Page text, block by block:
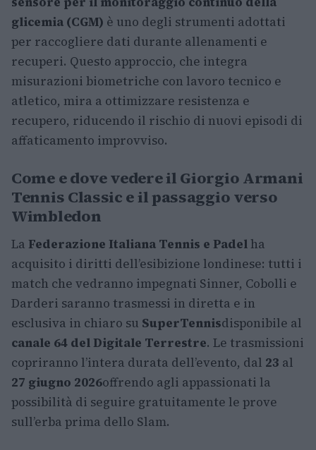
glicemia (CGM) è uno degli strumenti adottati
per raccogliere dati durante allenamenti e
recuperi. Questo approccio, che integra
misurazioni biometriche con lavoro tecnico e
atletico, mira a ottimizzare resistenza e
recupero, riducendo il rischio di nuovi episodi di
affaticamento improvviso.
Come e dove vedere il Giorgio Armani
Tennis Classic e il passaggio verso
Wimbledon
La Federazione Italiana Tennis e Padel ha
acquisito i diritti dell’esibizione londinese: tutti i
match che vedranno impegnati Sinner, Cobolli e
Darderi saranno trasmessi in diretta e in
esclusiva in chiaro su SuperTennisdisponibile al
canale 64 del Digitale Terrestre. Le trasmissioni
copriranno l’intera durata dell’evento, dal 23 al
27 giugno 2026offrendo agli appassionati la
possibilità di seguire gratuitamente le prove
sull’erba prima dello Slam.